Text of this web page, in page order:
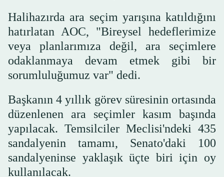
Halihazırda ara seçim yarışına katıldığını
hatırlatan AOC, "Bireysel hedeflerimize
veya planlarımıza değil, ara seçimlere
odaklanmaya devam etmek gibi bir
sorumluluğumuz var" dedi.
Başkanın 4 yıllık görev süresinin ortasında
düzenlenen ara seçimler kasım başında
yapılacak. Temsilciler Meclisi'ndeki 435
sandalyenin tamamı, Senato'daki 100
sandalyeninse yaklaşık üçte biri için oy
kullanılacak.